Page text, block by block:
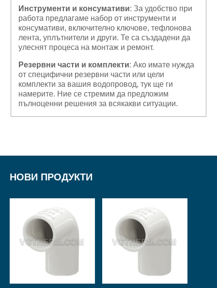
Инструменти и консумативи: За удобство при
работа предлагаме набор от инструменти и
консумативи, включително ключове, тефлонова
лента, уплътнители и други. Те са създадени да
улеснят процеса на монтаж и ремонт.
Резервни части и комплекти: Ако имате нужда
от специфични резервни части или цели
комплекти за вашия водопровод, тук ще ги
намерите. Ние се стремим да предложим
пълноценни решения за всякакви ситуации.
НОВИ ПРОДУКТИ